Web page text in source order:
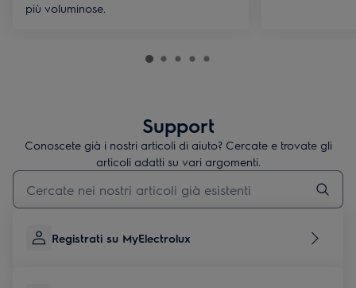
più voluminose.
Support
Conoscete già i nostri articoli di aiuto? Cercate e trovate gli
articoli adatti su vari argomenti.
Inserisci il termine di ricerca per gli articoli di assistenza
Registrati su MyElectrolux